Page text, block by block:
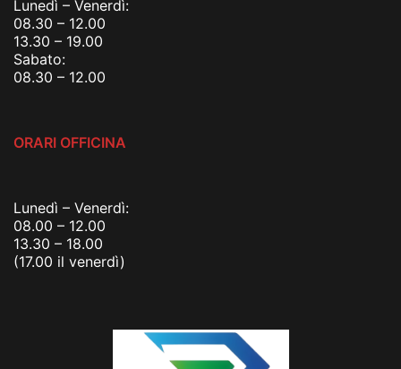
Lunedì – Venerdì:
08.30 – 12.00
13.30 – 19.00
Sabato:
08.30 – 12.00
ORARI OFFICINA
Lunedì – Venerdì:
08.00 – 12.00
13.30 – 18.00
(17.00 il venerdì)